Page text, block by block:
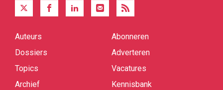
Quick
Auteurs
Dossiers
Topics
Archief
Abonneren
Adverteren
Vacatures
Kennisbank